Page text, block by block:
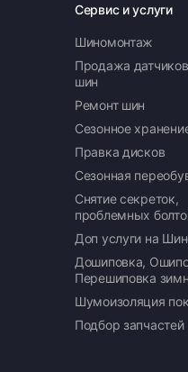
Сервис и услуги
Шиномонтаж
Продажа
шин
Ремонт шин
Сезонное
Правка дисков
Сезонная
Снятие секреток,
проблемных
Доп услуги на
Дошиповка,
Перешиповка
Шумоизоляция
Подбор запчастей